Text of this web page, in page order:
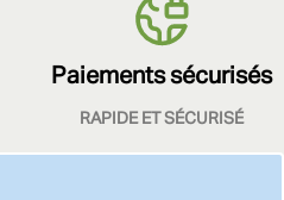
Paiements sécurisés
RAPIDE ET SÉCURISÉ